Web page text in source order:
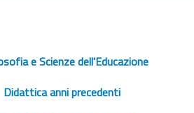
e Scienze dell'Educazione
Didattica anni precedenti